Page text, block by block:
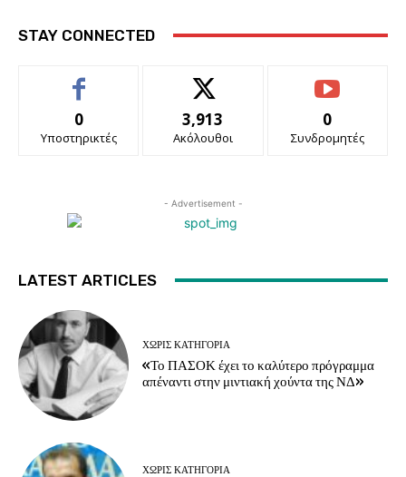
STAY CONNECTED
0
Υποστηρικτές
3,913
Ακόλουθοι
0
Συνδρομητές
- Advertisement -
LATEST ARTICLES
ΧΩΡΊΣ ΚΑΤΗΓΟΡΊΑ
«Το ΠΑΣΟΚ έχει το καλύτερο πρόγραμμα
απέναντι στην μιντιακή χούντα της ΝΔ»
ΧΩΡΊΣ ΚΑΤΗΓΟΡΊΑ